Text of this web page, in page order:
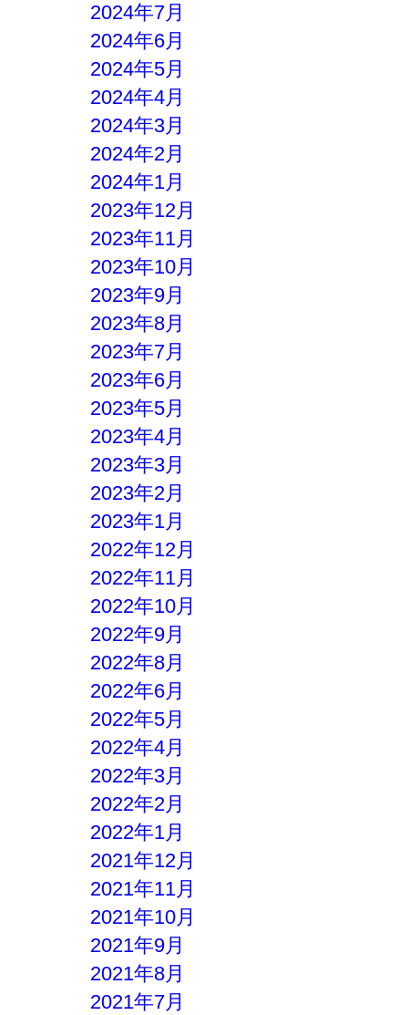
2024年7月
2024年6月
2024年5月
2024年4月
2024年3月
2024年2月
2024年1月
2023年12月
2023年11月
2023年10月
2023年9月
2023年8月
2023年7月
2023年6月
2023年5月
2023年4月
2023年3月
2023年2月
2023年1月
2022年12月
2022年11月
2022年10月
2022年9月
2022年8月
2022年6月
2022年5月
2022年4月
2022年3月
2022年2月
2022年1月
2021年12月
2021年11月
2021年10月
2021年9月
2021年8月
2021年7月